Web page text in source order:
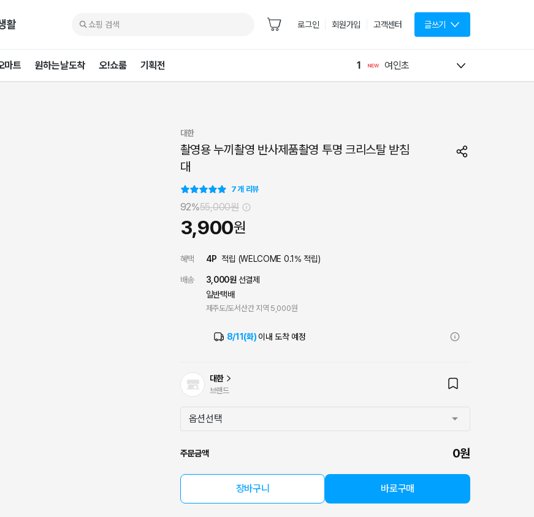
활 로그인 회원가입 고객센터 글쓰기
마트 원하는날도착 오!쇼룸 기획전 1 여인초
대한
촬영용 누끼촬영 반사제품촬영 투명 크리스탈 받침
대
7개 리뷰
92%55,000원
3,900원
혜택 4P 적립 (WELCOME 0.1% 적립)
배송 3,000원 선결제
일반택배
제주도/도서산간 지역 5,000원
8/11(화) 이내 도착 예정
대한
브랜드
주문금액 0원
장바구니 바로구매